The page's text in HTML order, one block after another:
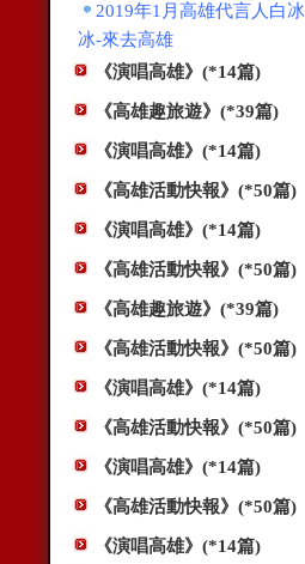
2019年1月高雄代言人白冰
冰-來去高雄
《演唱高雄》(*14篇)
《高雄趣旅遊》(*39篇)
《演唱高雄》(*14篇)
《高雄活動快報》(*50篇)
《演唱高雄》(*14篇)
《高雄活動快報》(*50篇)
《高雄趣旅遊》(*39篇)
《高雄活動快報》(*50篇)
《演唱高雄》(*14篇)
《高雄活動快報》(*50篇)
《演唱高雄》(*14篇)
《高雄活動快報》(*50篇)
《演唱高雄》(*14篇)